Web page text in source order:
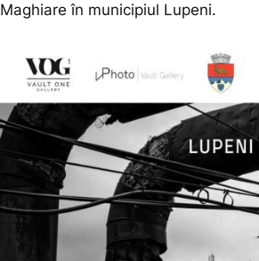
Maghiare în municipiul Lupeni.